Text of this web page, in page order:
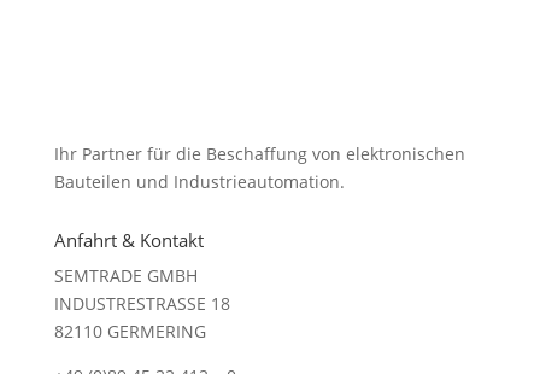
Ihr Partner für die Beschaffung von elektronischen
Bauteilen und Industrieautomation.
Anfahrt & Kontakt
SEMTRADE GMBH
INDUSTRESTRASSE 18
82110 GERMERING